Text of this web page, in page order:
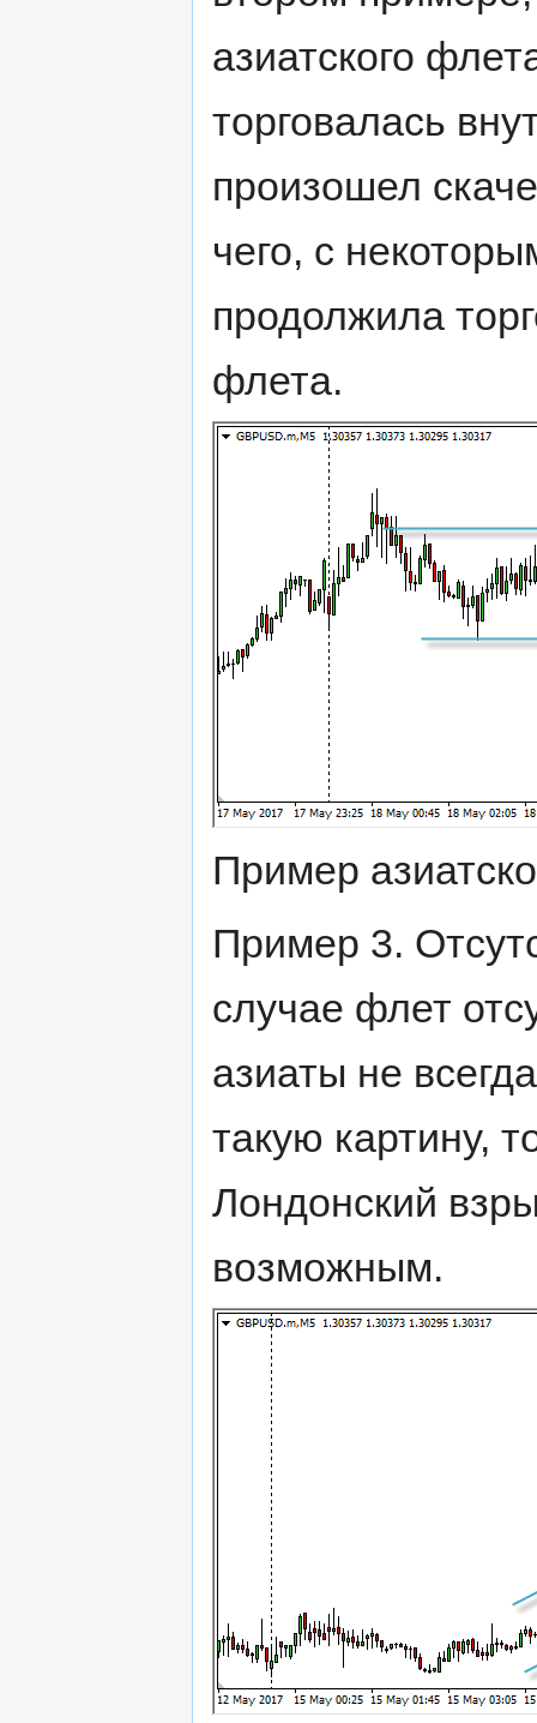
азиатского
торговалась
произошел
чего, с
продолжила
флета.
Пример
Пример 3.
случае флет
азиаты не
такую картину,
Лондонский
возможным.